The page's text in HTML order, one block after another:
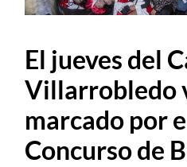
El jueves del
Villarrobledo
marcado por
Concurso de